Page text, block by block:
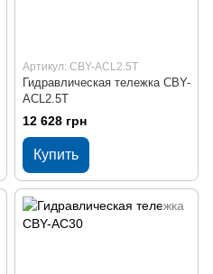
Артикул: CBY-ACL2.5T
Гидравлическая тележка CBY-
ACL2.5T
12 628 грн
Купить